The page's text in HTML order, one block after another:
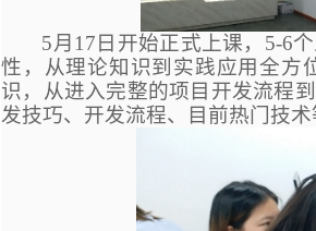
5月17日开始正式上课，5-6
性，从理论知识到实践应用全方
识，从进入完整的项目开发流程
发技巧、开发流程、目前热门技术